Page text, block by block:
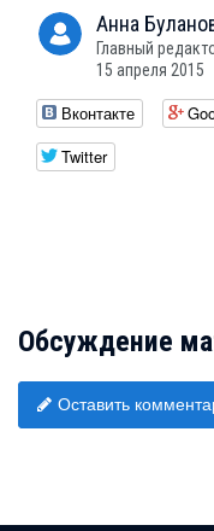
Анна
Главный
15 апреля 2015
Вконтакте
Twitter
Обсуждение
Оставить